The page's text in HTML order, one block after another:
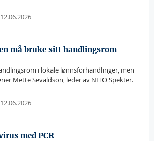
12.06.2026
må bruke sitt handlingsrom
i lokale lønnsforhandlinger, men
Mette Sevaldson, leder av NITO Spekter.
12.06.2026
med PCR